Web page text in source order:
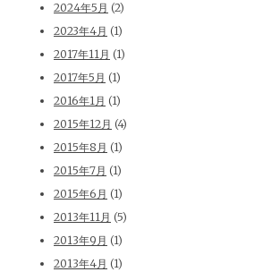
2024年5月 (2)
2023年4月 (1)
2017年11月 (1)
2017年5月 (1)
2016年1月 (1)
2015年12月 (4)
2015年8月 (1)
2015年7月 (1)
2015年6月 (1)
2013年11月 (5)
2013年9月 (1)
2013年4月 (1)